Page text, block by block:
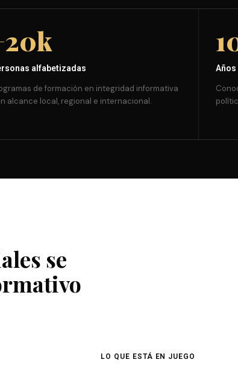
alfabetizadas
de formación en integridad informativa
alcance local, regional e internacional.
Años
se
LO QUE ESTÁ EN JUEGO